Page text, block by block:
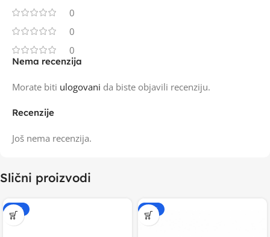
0
0
0
Recenzije
Još nema recenzija.
Nema recenzija
Morate biti ulogovani da biste objavili recenziju.
Slični proizvodi
-20% -20%